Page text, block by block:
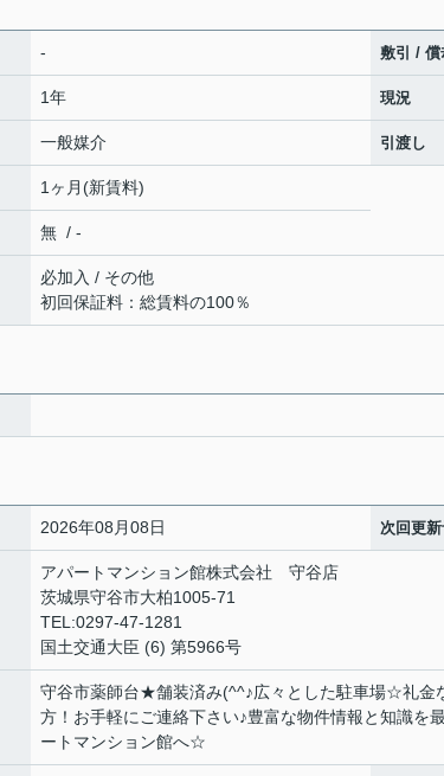
- 敷引 / 償
1年 現況
一般媒介 引渡し
1ヶ月(新賃料)
無 / -
必加入 / その他
初回保証料：総賃料の100％
2026年08月08日 次回更新
アパートマンション館株式会社 守谷店
茨城県守谷市大柏1005-71
TEL:0297-47-1281
国土交通大臣 (6) 第5966号
守谷市薬師台★舗装済み(^^♪広々とした駐車場☆礼金
方！お手軽にご連絡下さい♪豊富な物件情報と知識を
ートマンション館へ☆